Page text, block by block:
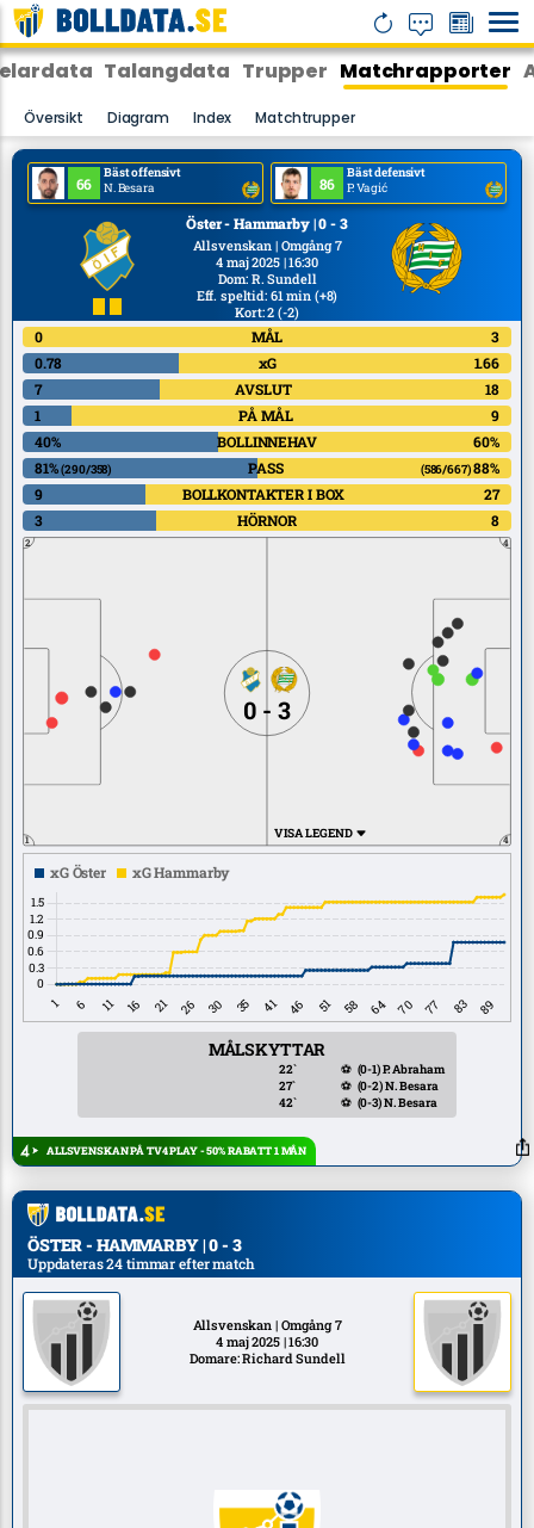
Talangdata Trupper Matchrapporter
Översikt Diagram Index Matchtrupper
Öster - Hammarby | 0 - 3
Allsvenskan | Omgång 7
4 maj 2025 | 16:30
Dom: R. Sundell
Eff. speltid: 61 min (+8)
Kort: 2(-2)
66
Bäst offensivt
N. Besara
86
Bäst defensivt
P. Vagić
0 MÅL
3
0.78
xG
1.66
7
AVSLUT
18
1
PÅ MÅL
9
40%
BOLLINNEHAV
60%
81%(290/358) PASS (586/667)88%
9
BOLLKONTAKTER I BOX
27
3
HÖRNOR 8
2
1
4
4
0 - 3
VISA LEGEND
MÅLSKYTTAR
22` ⚽ (0-1)P. Abraham
27`
⚽ (0-2)N. Besara
42`
⚽ (0-3)N. Besara
ALLSVENSKAN PÅ TV4 PLAY - 50% RABATT 1 MÅN
ÖSTER - HAMMARBY | 0 - 3
Uppdateras 24 timmar efter match
Allsvenskan | Omgång 7
4 maj 2025 | 16:30
Domare: Richard Sundell